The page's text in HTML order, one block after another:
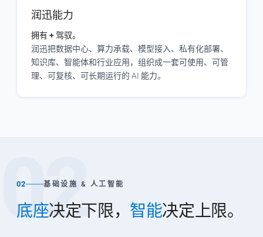
润迅能力
拥有 + 驾驭。
润迅把数据中心、算力承载、模型接入、私有化部署、
知识库、智能体和行业应用，组织成一套可使用、可管
理、可复核、可长期运行的 AI 能力。
02
02 基础设施 & 人工智能
底座决定下限， 智能决定上限。